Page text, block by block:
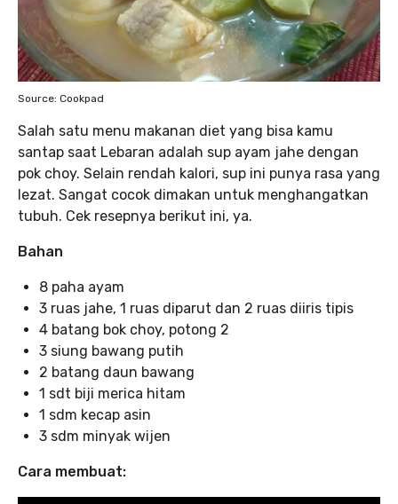
Source: Cookpad
Salah satu menu makanan diet yang bisa kamu
santap saat Lebaran adalah sup ayam jahe dengan
pok choy. Selain rendah kalori, sup ini punya rasa yang
lezat. Sangat cocok dimakan untuk menghangatkan
tubuh. Cek resepnya berikut ini, ya.
Bahan
8 paha ayam
3 ruas jahe, 1 ruas diparut dan 2 ruas diiris tipis
4 batang bok choy, potong 2
3 siung bawang putih
2 batang daun bawang
1 sdt biji merica hitam
1 sdm kecap asin
3 sdm minyak wijen
Cara membuat: